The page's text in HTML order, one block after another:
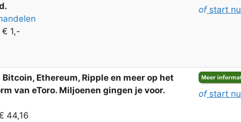
1,-
ofstart nu
Ethereum, Ripple en meer op het
van eToro. Miljoenen gingen je voor.
44,16
ofstart nu